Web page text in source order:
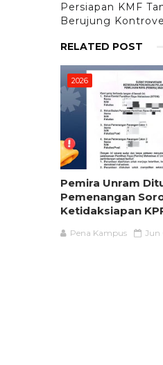
Persiapan KMF
Berujung
RELATED POST
2026
Pemira Unram
Pemenangan
Ketidaksiapan
Pena Kampus Jun